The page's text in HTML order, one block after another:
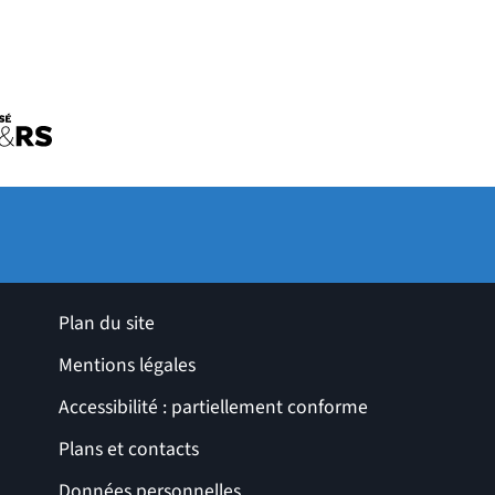
fenêtre)
de l'université
fenêtre)
utiles
Plan du site
Mentions légales
Accessibilité : partiellement conforme
Plans et contacts